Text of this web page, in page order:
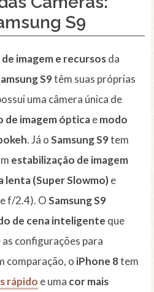
S9
imagem e recursosda
S9têm suas próprias
uma câmera única de
de imagem ópticaemodo
. Já oSamsung S9tem
estabilização de imagem
lenta (Super Slowmo)e
f/2.4). OSamsung S9
de cena inteligente que
configurações para
comparação, o iPhone 8tem
rápido e uma cor mais